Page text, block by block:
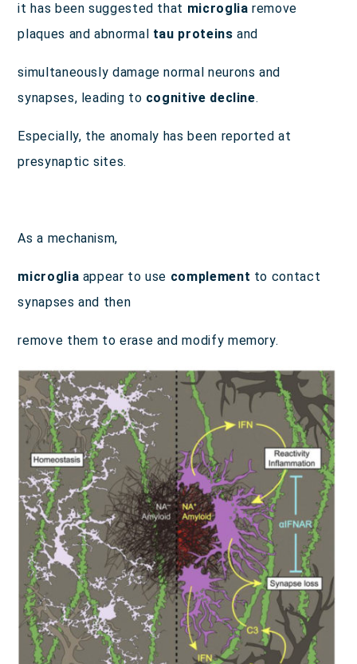
午前 9:00～13:00 午後 14:00～18:00
it has been suggested that microglia remove
plaques and abnormal tau proteins and
simultaneously damage normal neurons and
synapses, leading to cognitive decline.
Especially, the anomaly has been reported at
presynaptic sites.
As a mechanism,
microglia appear to use complement to contact
synapses and then
remove them to erase and modify memory.